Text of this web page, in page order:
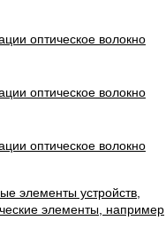
элементы устройств,
элементы, например